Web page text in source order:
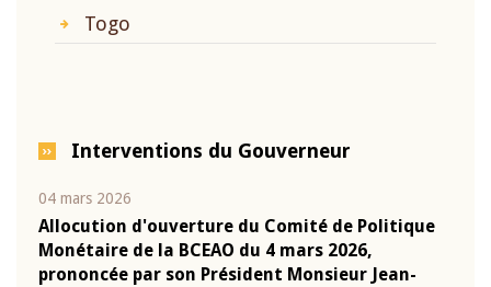
Togo
Interventions du Gouverneur
04 mars 2026
Allocution d'ouverture du Comité de Politique
Monétaire de la BCEAO du 4 mars 2026,
prononcée par son Président Monsieur Jean-